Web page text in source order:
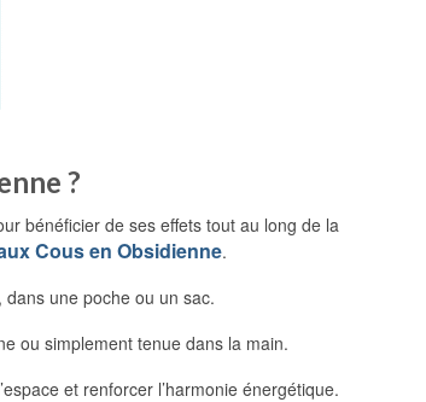
?
bénéficier de ses effets tout au long de la
Cous en Obsidienne.
une poche ou un sac.
ou simplement tenue dans la main.
et renforcer l’harmonie énergétique.